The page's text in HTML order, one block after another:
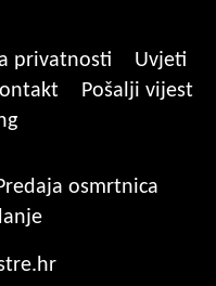
privatnosti
Uvjeti
Pošalji vijest
osmrtnica